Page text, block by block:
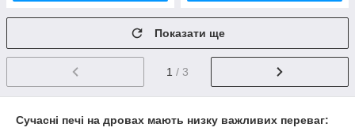
Показати ще
1 / 3
Сучасні печі на дровах мають низку важливих переваг: